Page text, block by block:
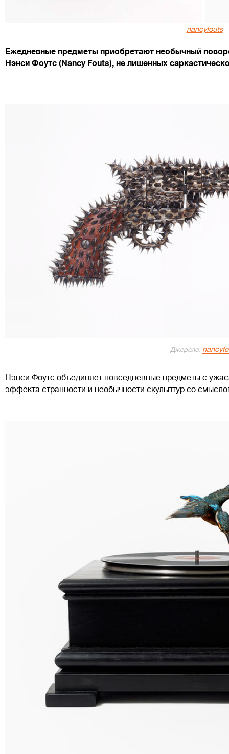
nancyfouts
Ежедневные предметы приобретают необычный
Нэнси Фоутс (Nancy Fouts), не лишенных
Джерело:
Нэнси Фоутс объединяет повседневные предметы с
эффекта странности и необычности скульптур со